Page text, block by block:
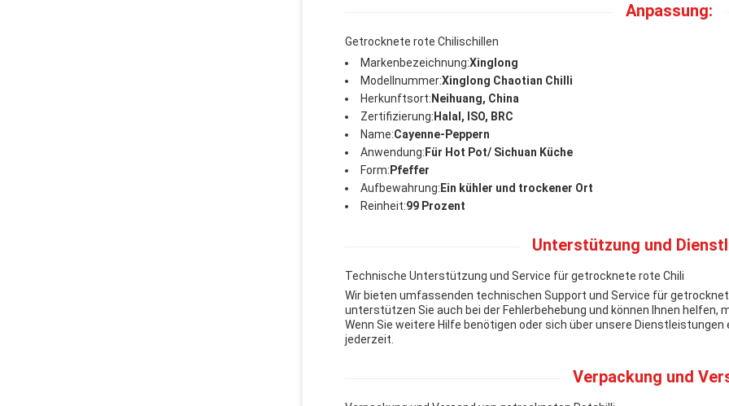
Anpassung:
Getrocknete rote Chilischillen
Markenbezeichnung:Xinglong
Modellnummer:Xinglong Chaotian Chilli
Herkunftsort: Neihuang, China
Zertifizierung: Halal, ISO, BRC
Name:Cayenne-Peppern
Anwendung: Für Hot Pot/ Sichuan Küche
Form: Pfeffer
Aufbewahrung: Ein kühler und trockener Ort
Reinheit:99 Prozent
Unterstützung und
Technische Unterstützung und Service für getrocknete rote Chili
Wir bieten umfassenden technischen Support und Service für
unterstützen Sie auch bei der Fehlerbehebung und können Ihnen helfen,
Wenn Sie weitere Hilfe benötigen oder sich über unsere
jederzeit.
Verpackung und